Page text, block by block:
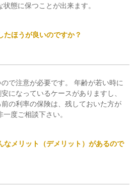
態に保つことが出来ます。
たほうが良いのですか？
で注意が必要です。 年齢が若い時に
になっているケースがありますし、
の利率の保険は、残しておいた方が
度ご相談下さい。
なメリット（デメリット）があるので